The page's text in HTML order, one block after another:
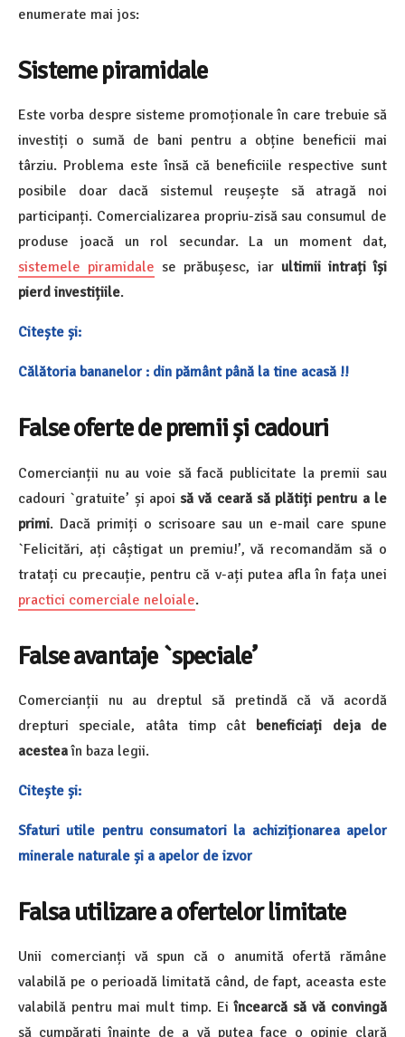
enumerate mai jos:
Sisteme piramidale
Este vorba despre sisteme promoționale în care trebuie să
investiți o sumă de bani pentru a obține beneficii mai
târziu. Problema este însă că beneficiile respective sunt
posibile doar dacă sistemul reușește să atragă noi
participanți. Comercializarea propriu-zisă sau consumul de
produse joacă un rol secundar. La un moment dat,
sistemele piramidale se prăbușesc, iar ultimii intrați își
pierd investițiile.
Citește și:
Călătoria bananelor : din pământ până la tine acasă !!
False oferte de premii și cadouri
Comercianții nu au voie să facă publicitate la premii sau
cadouri `gratuite’ și apoisă vă ceară să plătiți pentru a le
primi. Dacă primiți o scrisoare sau un e-mail care spune
`Felicitări, ați câștigat un premiu!’, vă recomandăm să o
tratați cu precauție, pentru că v-ați putea afla în fața unei
practici comerciale neloiale.
False avantaje `speciale’
Comercianții nu au dreptul să pretindă că vă acordă
drepturi speciale, atâta timp cât beneficiați deja de
acesteaîn baza legii.
Citește și:
Sfaturi utile pentru consumatori la achiziționarea apelor
minerale naturale și a apelor de izvor
Falsa utilizare a ofertelor limitate
Unii comercianți vă spun că o anumită ofertă rămâne
valabilă pe o perioadă limitată când, de fapt, aceasta este
valabilă pentru mai mult timp. Eiîncearcă să vă convingă
să cumpărați înainte de a vă putea face o opinie clară